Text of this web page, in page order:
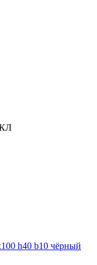
h40 b10 чёрный